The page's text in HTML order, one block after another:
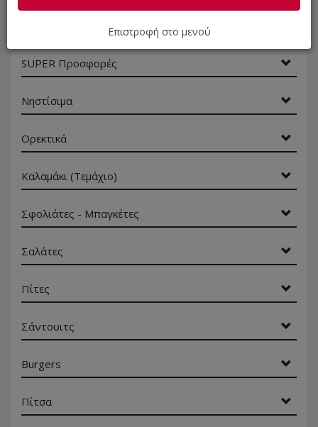
Οι προτάσεις μας
SUPER Προσφορές
Νηστίσιμα
Ορεκτικά
Καλαμάκι (Τεμάχιο)
Σφολιάτες - Μπαγκέτες
Σαλάτες
Πίτες
Σάντουιτς
Burgers
Πίτσα
Επιστροφή στο μενού